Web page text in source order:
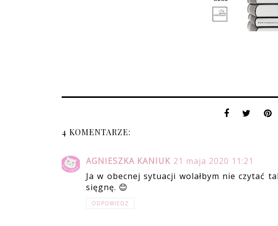
4 KOMENTARZE:
AGNIESZKA KANIUK 21 maja 2020 11:21
Ja w obecnej sytuacji wolałbym nie czytać
sięgnę. 😊
ODPOWIEDZ